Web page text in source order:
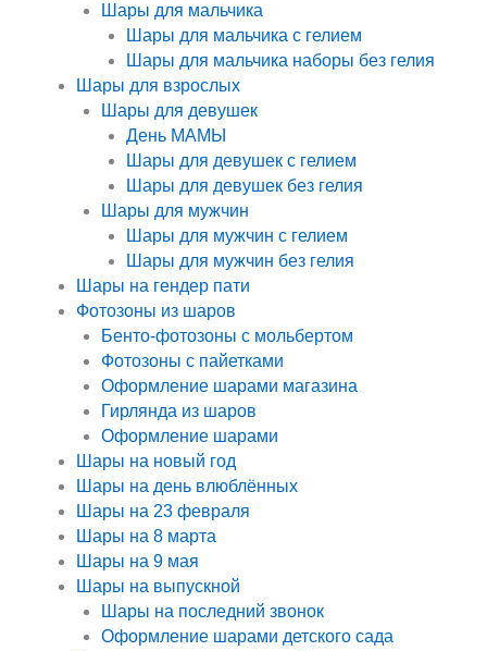
Шары для мальчика
Шары для мальчика с гелием
Шары для мальчика наборы без гелия
Шары для взрослых
Шары для девушек
День МАМЫ
Шары для девушек с гелием
Шары для девушек без гелия
Шары для мужчин
Шары для мужчин с гелием
Шары для мужчин без гелия
Шары на гендер пати
Фотозоны из шаров
Бенто-фотозоны с мольбертом
Фотозоны с пайетками
Оформление шарами магазина
Гирлянда из шаров
Оформление шарами
Шары на новый год
Шары на день влюблённых
Шары на 23 февраля
Шары на 8 марта
Шары на 9 мая
Шары на выпускной
Шары на последний звонок
Оформление шарами детского сада